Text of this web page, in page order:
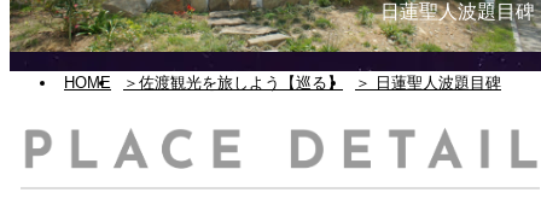
日蓮聖人波題目碑
HOME ＞佐渡観光を旅しよう【巡る】 ＞ 日蓮聖人波題目碑